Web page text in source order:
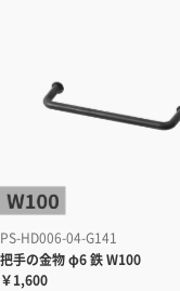
PS-HD006-04-G141
把手の金物 φ6 鉄 W100
￥1,600